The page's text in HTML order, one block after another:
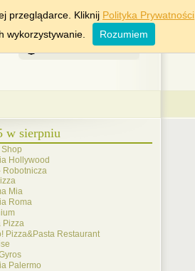
WARSZAWA
7 Sierpień 2026
w sierpniu
Hollywood
Robotnicza
Mia
Roma
Pizza
Pizza&Pasta Restaurant
Palermo
przeglądarce. Kliknij Polityka Prywatności
wykorzystywanie.
Rozumiem